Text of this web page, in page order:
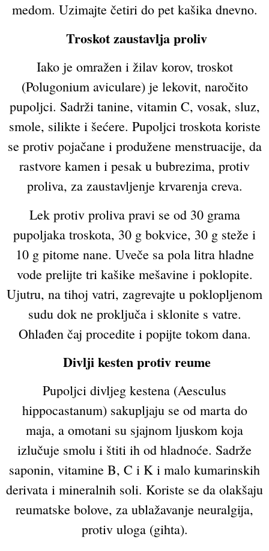
medom. Uzimajte četiri do pet kašika dnevno.
Troskot zaustavlja proliv
Iako je omražen i žilav korov, troskot
(Polugonium aviculare) je lekovit, naročito
pupoljci. Sadrži tanine, vitamin C, vosak, sluz,
smole, silikte i šećere. Pupoljci troskota koriste
se protiv pojačane i produžene menstruacije, da
rastvore kamen i pesak u bubrezima, protiv
proliva, za zaustavljenje krvarenja creva.
Lek protiv proliva pravi se od 30 grama
pupoljaka troskota, 30 g bokvice, 30 g steže i
10 g pitome nane. Uveče sa pola litra hladne
vode prelijte tri kašike mešavine i poklopite.
Ujutru, na tihoj vatri, zagrevajte u poklopljenom
sudu dok ne proključa i sklonite s vatre.
Ohlađen čaj procedite i popijte tokom dana.
Divlji kesten protiv reume
Pupoljci divljeg kestena (Aesculus
hippocastanum) sakupljaju se od marta do
maja, a omotani su sjajnom ljuskom koja
izlučuje smolu i štiti ih od hladnoće. Sadrže
saponin, vitamine B, C i K i malo kumarinskih
derivata i mineralnih soli. Koriste se da olakšaju
reumatske bolove, za ublažavanje neuralgija,
protiv uloga (gihta).